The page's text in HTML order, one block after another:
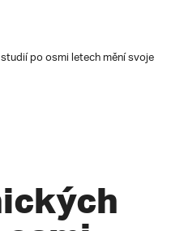
po osmi letech mění svoje